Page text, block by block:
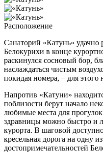
Расположение
Санаторий «Катунь» удачно
Белокурихи в конце
раскинулся сосновый бор,
наслаждаться чистым
покидая номера, – для
Напротив «Катуни»
поблизости берут начало
любимые места для
здравницы можно быстро и
курорта. В шаговой
кресельная дорога на одну
достопримечательностей